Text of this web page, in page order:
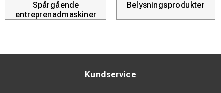
Spårgående
entreprenadmaskiner
Belysningsprodukter
Kundservice